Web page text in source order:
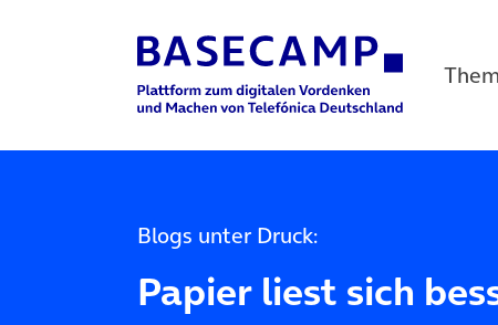
Main Navigation
Blogs unter Druck:
Papier liest sich